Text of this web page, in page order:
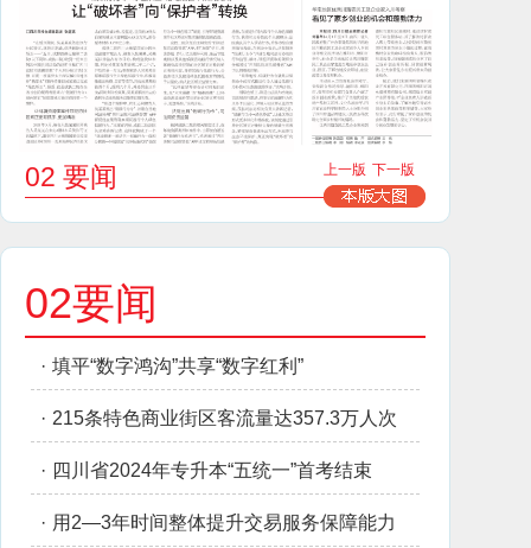
02 要闻 上一版 下一版
02要闻
· 填平“数字鸿沟”共享“数字红利”
· 215条特色商业街区客流量达357.3万人次
· 四川省2024年专升本“五统一”首考结束
· 用2—3年时间整体提升交易服务保障能力